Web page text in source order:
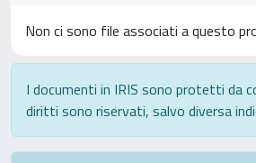
Non ci sono file associati a questo
I documenti in IRIS sono protetti da
diritti sono riservati, salvo diversa